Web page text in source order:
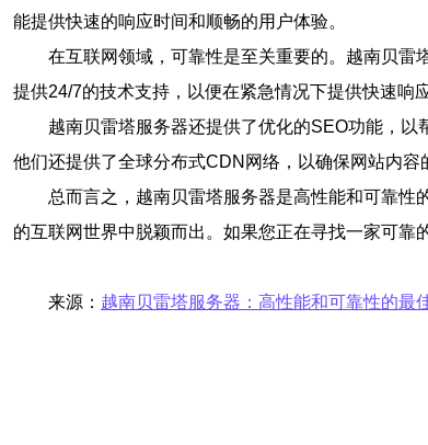
能提供快速的响应时间和顺畅的用户体验。
在互联网领域，可靠性是至关重要的。越南贝雷
提供24/7的技术支持，以便在紧急情况下提供快速响
越南贝雷塔服务器还提供了优化的SEO功能，
他们还提供了全球分布式CDN网络，以确保网站内容
总而言之，越南贝雷塔服务器是高性能和可靠
的互联网世界中脱颖而出。如果您正在寻找一家可靠
来源： 越南贝雷塔服务器：高性能和可靠性的最